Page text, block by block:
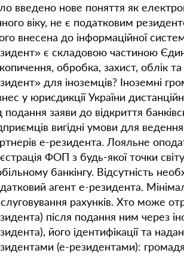
введено нове поняття як
віку, не є податковим
внесена до інформаційної
є складовою частиною
обробка, захист, облік
для іноземців? Іноземні
у юрисдикції України
подання заяви до відкриття
вигідні умови для
е-резидента. Лояльне
ФОП з будь-якої точки
банкінгу. Відсутність
агент е-резидента.
рахунків. Хто може
після подання ним через
його ідентифікації та
(е-резидентами):